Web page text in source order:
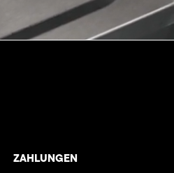
ZAHLUNGEN